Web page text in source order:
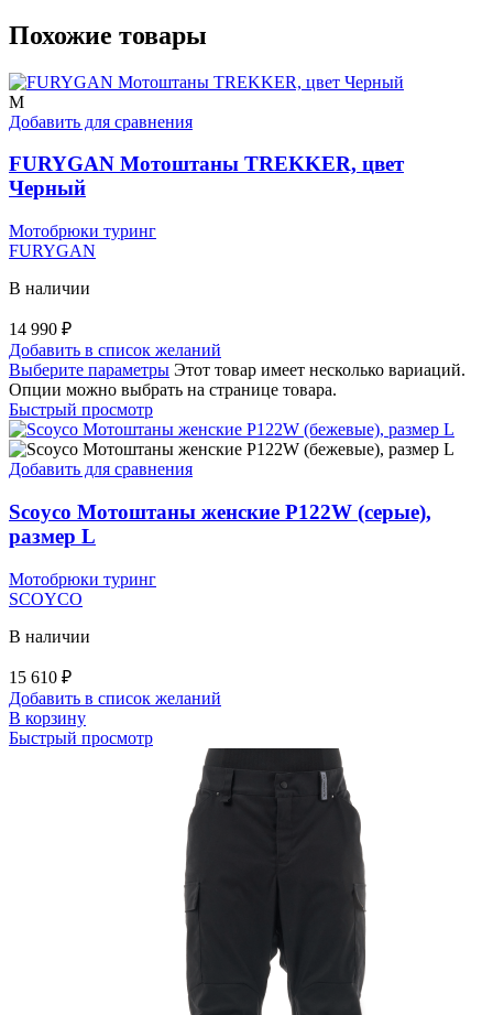
Похожие товары
M
Добавить для сравнения
FURYGAN Мотоштаны TREKKER, цвет
Черный
Мотобрюки туринг
FURYGAN
В наличии
14 990 ₽
Добавить в список желаний
Выберите параметры Этот товар имеет несколько вариаций.
Опции можно выбрать на странице товара.
Быстрый просмотр
Добавить для сравнения
Scoyco Мотоштаны женские P122W (серые),
размер L
Мотобрюки туринг
SCOYCO
В наличии
15 610 ₽
Добавить в список желаний
В корзину
Быстрый просмотр